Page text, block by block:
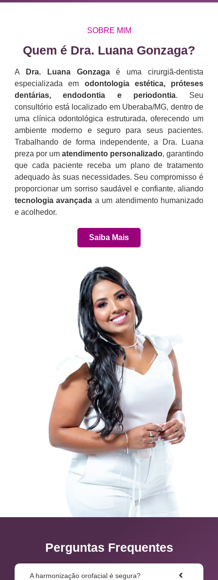
SOBRE MIM
Quem é Dra. Luana Gonzaga?​
A Dra. Luana Gonzagaé uma cirurgiã-dentista
especializada em odontologia estética, próteses
dentárias, endodontia e periodontia. Seu
consultório está localizado em Uberaba/MG, dentro de
uma clínica odontológica estruturada, oferecendo um
ambiente moderno e seguro para seus pacientes.
Trabalhando de forma independente, a Dra. Luana
preza por um atendimento personalizado, garantindo
que cada paciente receba um plano de tratamento
adequado às suas necessidades. Seu compromisso é
proporcionar um sorriso saudável e confiante, aliando
tecnologia avançada a um atendimento humanizado
e acolhedor.
Saiba Mais
Perguntas Frequentes
A harmonização orofacial é segura?